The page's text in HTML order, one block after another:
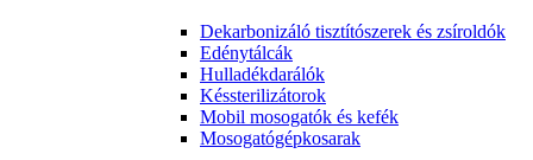
Dekarbonizáló tisztítószerek és zsíroldók
Edénytálcák
Hulladékdarálók
Késsterilizátorok
Mobil mosogatók és kefék
Mosogatógépkosarak